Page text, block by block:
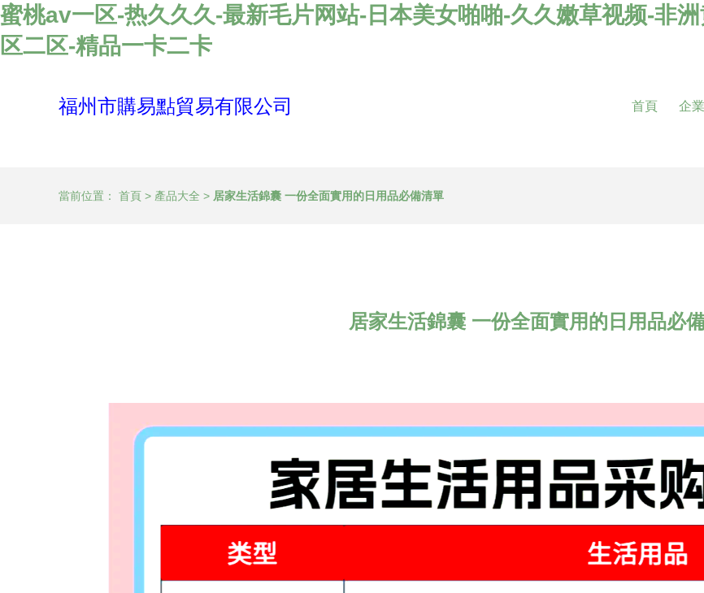
蜜桃av一区-热久久久-最新毛片网站-日本美女啪啪-久久嫩草视频-非
区二区-精品一卡二卡
福州市購易點貿易有限公司 首頁 企
當前位置： 首頁 > 產品大全 > 居家生活錦囊 一份全面實用的日用品必備清單
居家生活錦囊 一份全面實用的日用品必